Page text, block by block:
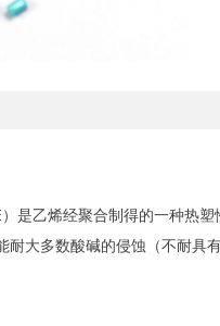
乙烯经聚合制得的一种热
大多数酸碱的侵蚀（不耐具